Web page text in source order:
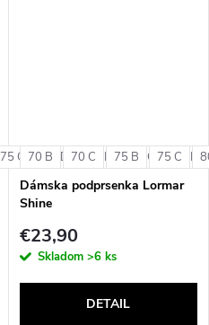
75 C 75 D 80 B 80 C 80 D
70 B 70 C 75 B 75 C
Dámska podprsenka Lormar
Shine
€23,90
Skladom >6 ks
DETAIL